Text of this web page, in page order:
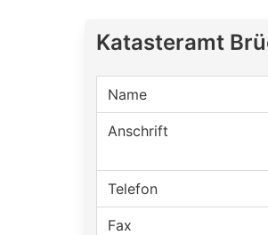
Katasteramt
Name
Anschrift
Telefon
Fax